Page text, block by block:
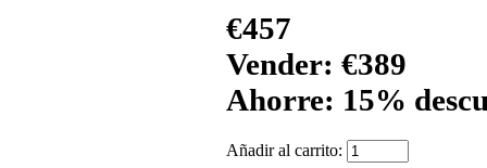
€457
Vender: €389
Ahorre: 15%
Añadir al carrito: